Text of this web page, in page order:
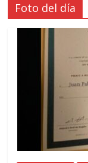
Foto del día